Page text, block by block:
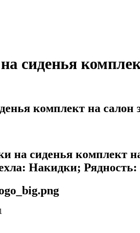
сиденья
комплект на
на сиденья комплект
Накидки;